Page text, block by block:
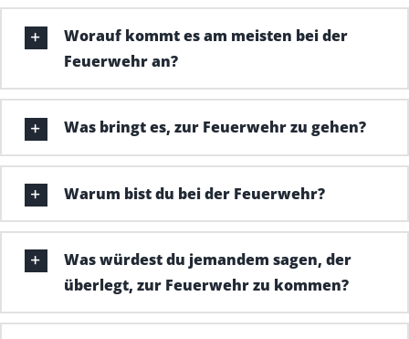
Worauf kommt es am meisten bei der
Feuerwehr an?
Was bringt es, zur Feuerwehr zu gehen?
Warum bist du bei der Feuerwehr?
Was würdest du jemandem sagen, der
überlegt, zur Feuerwehr zu kommen?